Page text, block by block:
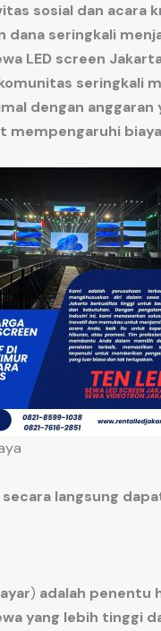
sosial dan acara
dana seringkali
LED screen
seringkali
dengan anggaran
mempengaruhi biaya
langsung
) adalah penentu
yang lebih tinggi